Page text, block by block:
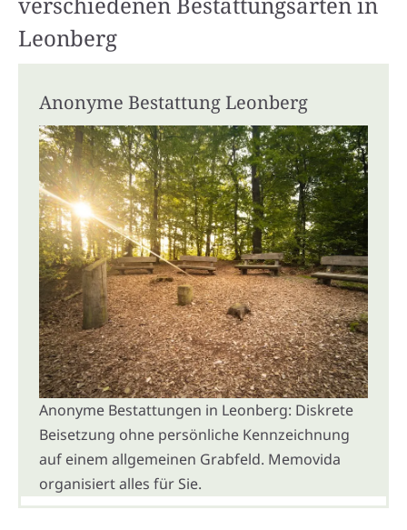
Leonberg
Anonyme Bestattung Leonberg
Anonyme Bestattungen in Leonberg: Diskrete
Beisetzung ohne persönliche Kennzeichnung
auf einem allgemeinen Grabfeld. Memovida
organisiert alles für Sie.